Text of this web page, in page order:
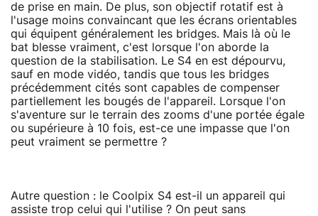
de prise en main. De plus, son objectif rotatif est à
l'usage moins convaincant que les écrans orientables
qui équipent généralement les bridges. Mais là où le
bat blesse vraiment, c'est lorsque l'on aborde la
question de la stabilisation. Le S4 en est dépourvu,
sauf en mode vidéo, tandis que tous les bridges
précédemment cités sont capables de compenser
partiellement les bougés de l'appareil. Lorsque l'on
s'aventure sur le terrain des zooms d'une portée égale
ou supérieure à 10 fois, est-ce une impasse que l'on
peut vraiment se permettre ?
Autre question : le Coolpix S4 est-il un appareil qui
assiste trop celui qui l'utilise ? On peut sans